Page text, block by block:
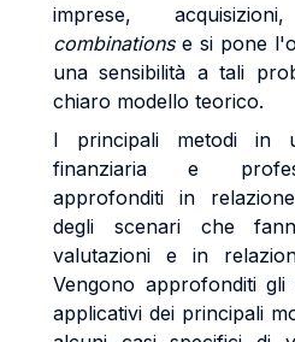
imprese,
combinations e si pone
una sensibilità a tali
chiaro modello teorico.
I principali metodi in
finanziaria e
approfonditi in
degli scenari che
valutazioni e in
Vengono approfonditi
applicativi dei principali